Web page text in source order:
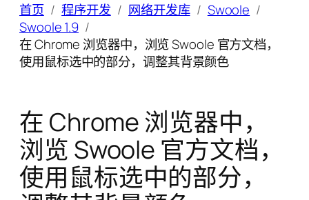
首页 程序开发 网络开发库
Swoole
Swoole 1.9
在 Chrome 浏览器中，浏览 Swoole 官方文档，
使用鼠标选中的部分，调整其背景颜色
在 Chrome 浏览器中，
浏览 Swoole 官方文档，
使用鼠标选中的部分，